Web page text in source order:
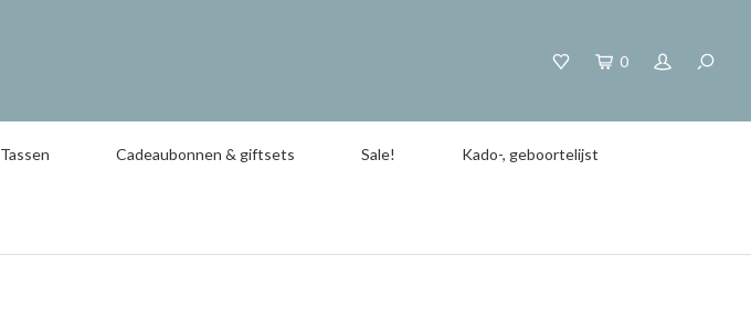
0
Tassen Cadeaubonnen & giftsets Sale! Kado-, geboortelijst